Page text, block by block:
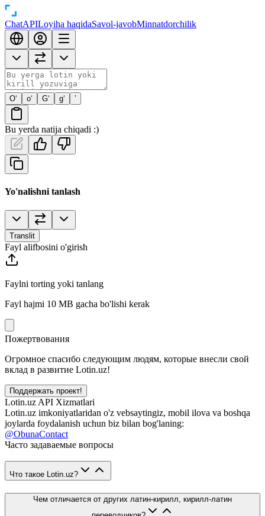
ChatAPILoyiha haqidaSavol-javobMinnatdorchilik
O‘ o‘ G‘ g‘ ’
Bu yerda natija chiqadi :)
Yo'nalishni tanlash
Translit
Fayl alifbosini o'girish
Faylni torting yoki tanlang
Fayl hajmi 10 MB gacha bo'lishi kerak
Пожертвования
Огромное спасибо следующим людям, которые внесли свой
вклад в развитие Lotin.uz!
Поддержать проект!
Lotin.uz API Xizmatlari
Lotin.uz imkoniyatlaridan o'z vebsaytingiz, mobil ilova va boshqa
joylarda foydalanish uchun biz bilan bog'laning:
@ObunaContact
Часто задаваемые вопросы
Что такое Lotin.uz?
Чем отличается от других латин-кирилл, кирилл-латин